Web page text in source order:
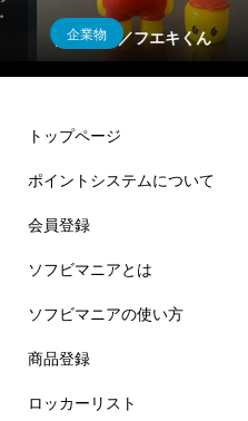
インディーズ
豊年亀
トップページ
ポイントシステムについて
会員登録
ソフビマニアとは
ソフビマニアの使い方
商品登録
ロッカーリスト